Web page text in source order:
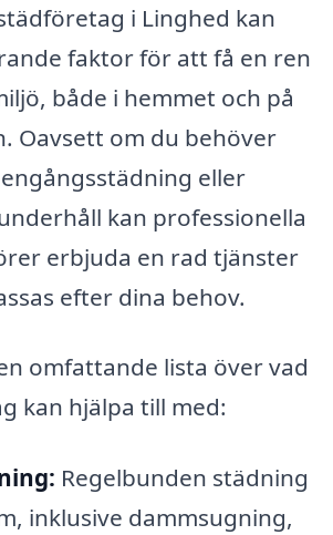
i Linghed kan
faktor för att få en ren
både i hemmet och på
Oavsett om du behöver
eller
kan professionella
erbjuda en rad tjänster
efter dina behov.
omfattande lista över vad
kan hjälpa till med:
Regelbunden städning
inklusive dammsugning,